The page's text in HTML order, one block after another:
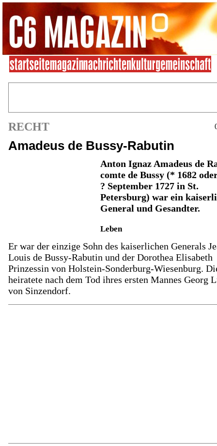
RECHT
Amadeus de Bussy-Rabutin
Anton Ignaz Amadeus de
comte de Bussy (* 1682
? September 1727 in St.
Petersburg) war ein
General und Gesandter.
Leben
Er war der einzige Sohn des kaiserlichen Generals
Louis de Bussy-Rabutin und der Dorothea Elisabeth
Prinzessin von Holstein-Sonderburg-Wiesenburg.
heiratete nach dem Tod ihres ersten Mannes Georg
von Sinzendorf.